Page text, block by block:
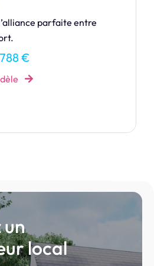
gamme Dream. Entrez dans
de la MOOREA.
€
un
local